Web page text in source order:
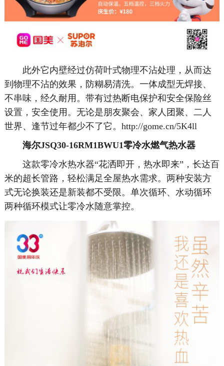
此外它内壁经过仿荷叶式物理不沾处理，从而达
到物理不沾的效果，防糊易清洗。一体成型无焊接、
不串味，经久耐用。带有过热断电保护和安全保险丝
设置，安全使用。无论是朋友聚会、家人团聚、二人
世界、逢节过年都少不了它。http://gome.cn/5K4ll
海尔JSQ30-16RM1BWU1零冷水燃气热水器
这款零冷水热水器“花洒即开，热水即来”，长达百
米的超长管路，轻松满足全屋热水需求。两种安装方
式无论换装还是新装都不受限。单次循环、水动循环
两种循环模式让零冷水随意掌控。